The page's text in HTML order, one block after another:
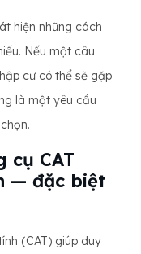
hiện những cách
Nếu một câu
cư có thể sẽ gặp
là một yêu cầu
cụ CAT
— đặc biệt
(CAT) giúp duy